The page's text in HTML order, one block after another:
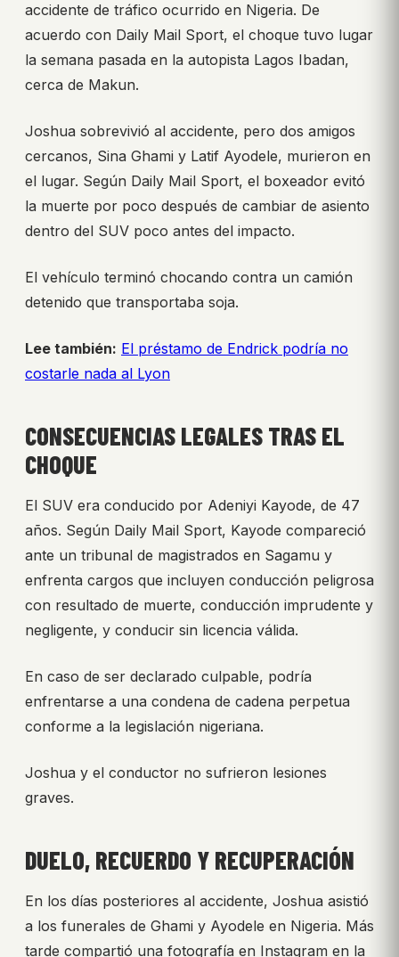
accidente de tráfico ocurrido en Nigeria. De
acuerdo con Daily Mail Sport, el choque tuvo lugar
la semana pasada en la autopista Lagos Ibadan,
cerca de Makun.
Joshua sobrevivió al accidente, pero dos amigos
cercanos, Sina Ghami y Latif Ayodele, murieron en
el lugar. Según Daily Mail Sport, el boxeador evitó
la muerte por poco después de cambiar de asiento
dentro del SUV poco antes del impacto.
El vehículo terminó chocando contra un camión
detenido que transportaba soja.
Lee también: El préstamo de Endrick podría no
costarle nada al Lyon
CONSECUENCIAS LEGALES TRAS EL
CHOQUE
El SUV era conducido por Adeniyi Kayode, de 47
años. Según Daily Mail Sport, Kayode compareció
ante un tribunal de magistrados en Sagamu y
enfrenta cargos que incluyen conducción peligrosa
con resultado de muerte, conducción imprudente y
negligente, y conducir sin licencia válida.
En caso de ser declarado culpable, podría
enfrentarse a una condena de cadena perpetua
conforme a la legislación nigeriana.
Joshua y el conductor no sufrieron lesiones
graves.
DUELO, RECUERDO Y RECUPERACIÓN
En los días posteriores al accidente, Joshua asistió
a los funerales de Ghami y Ayodele en Nigeria. Más
tarde compartió una fotografía en Instagram en la